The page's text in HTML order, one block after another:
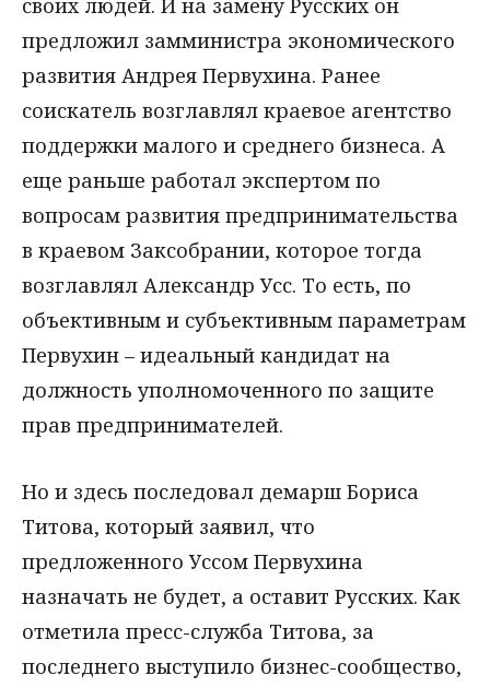
своих людей. И на замену Русских он
предложил замминистра экономического
развития Андрея Первухина. Ранее
соискатель возглавлял краевое агентство
поддержки малого и среднего бизнеса. А
еще раньше работал экспертом по
вопросам развития предпринимательства
в краевом Заксобрании, которое тогда
возглавлял Александр Усс. То есть, по
объективным и субъективным параметрам
Первухин – идеальный кандидат на
должность уполномоченного по защите
прав предпринимателей.
Но и здесь последовал демарш Бориса
Титова, который заявил, что
предложенного Уссом Первухина
назначать не будет, а оставит Русских. Как
отметила пресс-служба Титова, за
последнего выступило бизнес-сообщество,